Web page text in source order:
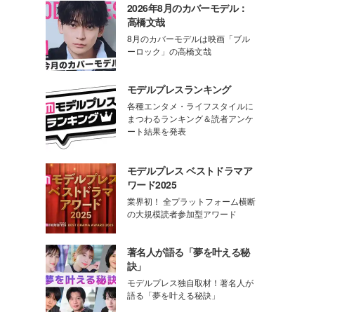
2026年8月のカバーモデル：
高橋文哉
8月のカバーモデルは映画「ブル
ーロック」の高橋文哉
モデルプレスランキング
各種エンタメ・ライフスタイルに
まつわるランキング＆読者アンケ
ート結果を発表
モデルプレス ベストドラマア
ワード2025
業界初！ 全プラットフォーム横断
の大規模読者参加型アワード
著名人が語る「夢を叶える秘
訣」
モデルプレス独自取材！著名人が
語る「夢を叶える秘訣」